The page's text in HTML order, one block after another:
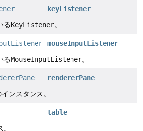
keyListener
るKeyListener。
mouseInputListener
るMouseInputListener。
rendererPane
インスタンス。
table